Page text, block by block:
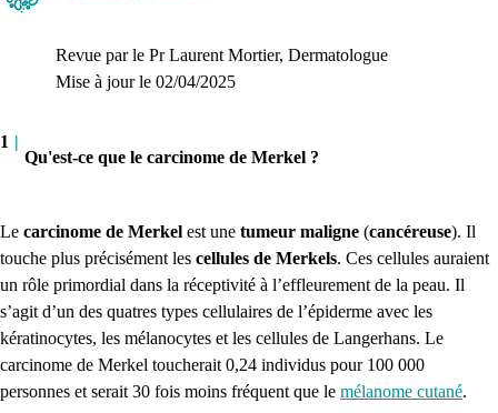
Revue par le Pr Laurent Mortier, Dermatologue
Mise à jour le 02/04/2025
1 |
Qu'est-ce que le carcinome de Merkel ?
Le carcinome de Merkel est une tumeur maligne (cancéreuse). Il
touche plus précisément les cellules de Merkels. Ces cellules auraient
un rôle primordial dans la réceptivité à l’effleurement de la peau. Il
s’agit d’un des quatres types cellulaires de l’épiderme avec les
kératinocytes, les mélanocytes et les cellules de Langerhans. Le
carcinome de Merkel toucherait 0,24 individus pour 100 000
personnes et serait 30 fois moins fréquent que le mélanome cutané.